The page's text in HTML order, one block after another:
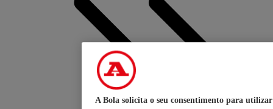
A Bola solicita o seu consentimento para utilizar